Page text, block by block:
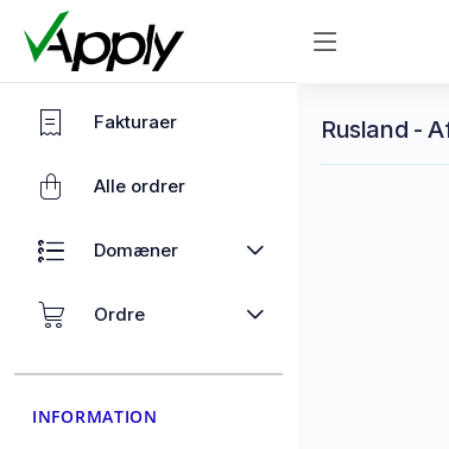
Fakturaer
Alle ordrer
Domæner
Ordre
INFORMATION
Rusland -